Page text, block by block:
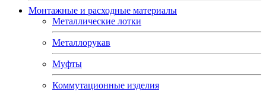
Монтажные и расходные материалы
Металлические лотки
Металлорукав
Муфты
Коммутационные изделия